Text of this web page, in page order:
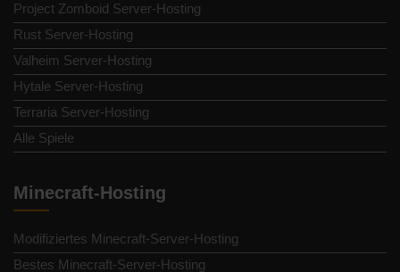
Project Zomboid Server-Hosting
Rust Server-Hosting
Valheim Server-Hosting
Hytale Server-Hosting
Terraria Server-Hosting
Alle Spiele
Minecraft-Hosting
Modifiziertes Minecraft-Server-Hosting
Bestes Minecraft-Server-Hosting